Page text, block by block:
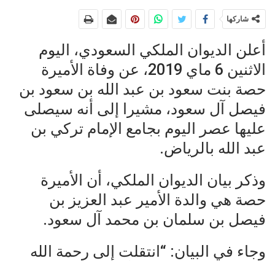
شاركها
أعلن الديوان الملكي السعودي، اليوم
الاثنين 6 ماي 2019، عن وفاة الأميرة
حصة بنت سعود بن عبد الله بن سعود بن
فيصل آل سعود، مشيرا إلى أنه سيصلى
عليها عصر اليوم بجامع الإمام تركي بن
عبد الله بالرياض.
وذكر بيان الديوان الملكي، أن الأميرة
حصة هي والدة الأمير عبد العزيز بن
فيصل بن سلمان بن محمد آل سعود.
وجاء في البيان: “انتقلت إلى رحمة الله